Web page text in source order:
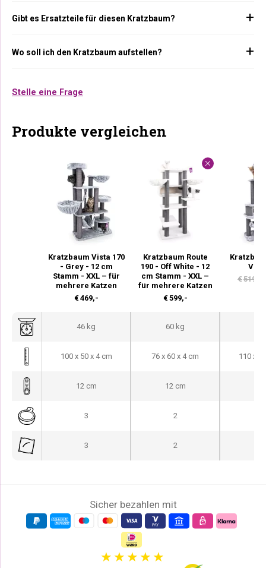
Gibt es Ersatzteile für diesen Kratzbaum?
Wo soll ich den Kratzbaum aufstellen?
Stelle eine Frage
Produkte vergleichen
Kratzbaum Vista 170
- Grey - 12 cm
Stamm - XXL – für
mehrere Katzen
€469,-
Kratzbaum Route
190 - Off White - 12
cm Stamm - XXL –
für mehrere Katzen
€599,-
€519,-
46 kg 60 kg
100 x 50 x 4 cm 76 x 60 x 4 cm 110 x
12 cm 12 cm
3 2
3 2
Sicher bezahlen mit